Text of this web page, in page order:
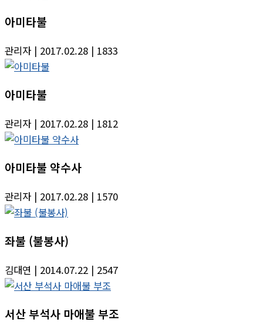
아미타불
관리자 | 2017.02.28 | 1833
아미타불
관리자 | 2017.02.28 | 1812
아미타불 약수사
관리자 | 2017.02.28 | 1570
좌불 (불봉사)
김대연 | 2014.07.22 | 2547
서산 부석사 마애불 부조